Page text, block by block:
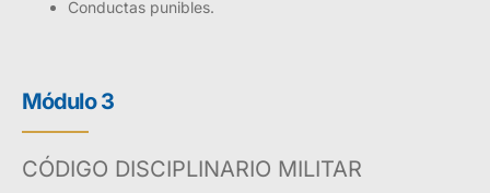
Conductas punibles.
Módulo 3
CÓDIGO DISCIPLINARIO MILITAR